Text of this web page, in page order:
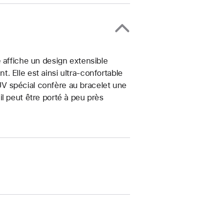
un design extensible
Elle est ainsi ultra-confortable
spécial confère au bracelet une
peut être porté à peu près